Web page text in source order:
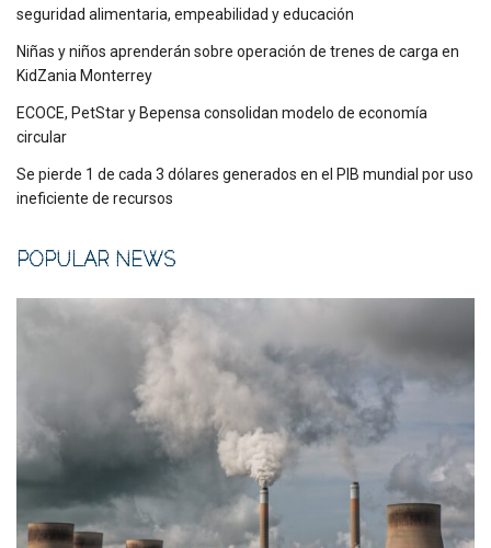
seguridad alimentaria, empeabilidad y educación
Niñas y niños aprenderán sobre operación de trenes de carga en
KidZania Monterrey
ECOCE, PetStar y Bepensa consolidan modelo de economía
circular
Se pierde 1 de cada 3 dólares generados en el PIB mundial por uso
ineficiente de recursos
POPULAR NEWS